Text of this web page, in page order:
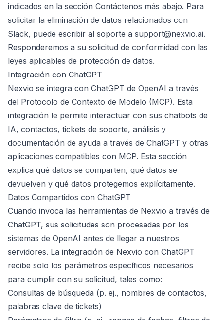
indicados en la sección Contáctenos más abajo. Para
solicitar la eliminación de datos relacionados con
Slack, puede escribir al soporte a support@nexvio.ai.
Responderemos a su solicitud de conformidad con las
leyes aplicables de protección de datos.
Integración con ChatGPT
Nexvio se integra con ChatGPT de OpenAI a través
del Protocolo de Contexto de Modelo (MCP). Esta
integración le permite interactuar con sus chatbots de
IA, contactos, tickets de soporte, análisis y
documentación de ayuda a través de ChatGPT y otras
aplicaciones compatibles con MCP. Esta sección
explica qué datos se comparten, qué datos se
devuelven y qué datos protegemos explícitamente.
Datos Compartidos con ChatGPT
Cuando invoca las herramientas de Nexvio a través de
ChatGPT, sus solicitudes son procesadas por los
sistemas de OpenAI antes de llegar a nuestros
servidores. La integración de Nexvio con ChatGPT
recibe solo los parámetros específicos necesarios
para cumplir con su solicitud, tales como:
Consultas de búsqueda (p. ej., nombres de contactos,
palabras clave de tickets)